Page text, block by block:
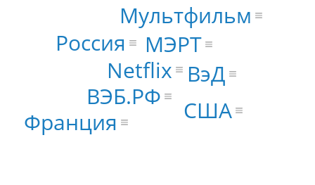
Netflix
МЭРТ
ВЭБ.РФ
Мультфильм
Россия
США
Франция
ВэД